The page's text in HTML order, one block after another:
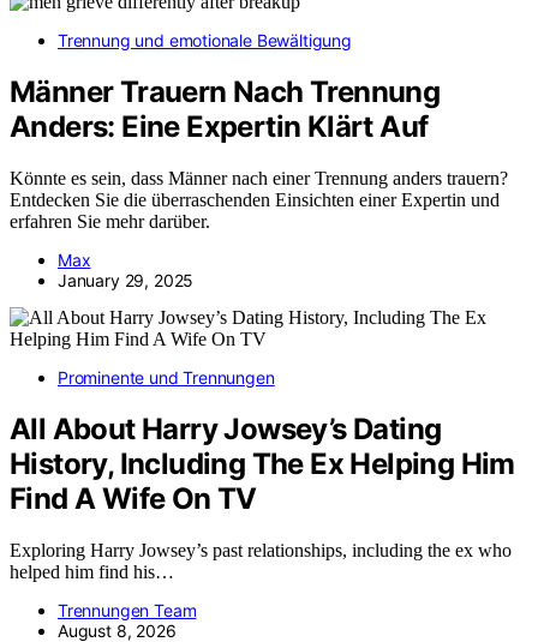
Trennung und emotionale Bewältigung
Männer Trauern Nach Trennung
Anders: Eine Expertin Klärt Auf
Könnte es sein, dass Männer nach einer Trennung anders trauern?
Entdecken Sie die überraschenden Einsichten einer Expertin und
erfahren Sie mehr darüber.
Max
January 29, 2025
Prominente und Trennungen
All About Harry Jowsey’s Dating
History, Including The Ex Helping Him
Find A Wife On TV
Exploring Harry Jowsey’s past relationships, including the ex who
helped him find his…
Trennungen Team
August 8, 2026